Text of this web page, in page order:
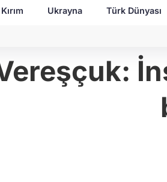
Kırım Ukrayna Türk Dünyası